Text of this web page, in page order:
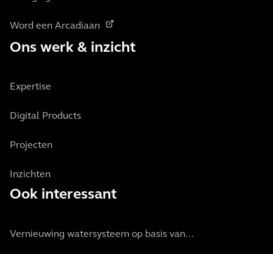
Word een Arcadiaan
Ons werk & inzicht
Expertise
Digital Products
Projecten
Inzichten
Ook interessant
Vernieuwing watersysteem op basis van...